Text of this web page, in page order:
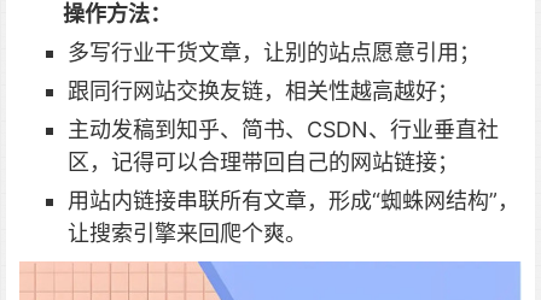
操作方法：
多写行业干货文章，让别的站点愿意引用；
跟同行网站交换友链，相关性越高越好；
主动发稿到知乎、简书、CSDN、行业垂直社
区，记得可以合理带回自己的网站链接；
用站内链接串联所有文章，形成“蜘蛛网结构”，
让搜索引擎来回爬个爽。